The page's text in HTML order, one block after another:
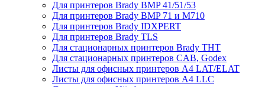
Для принтеров Brady BMP 41/51/53
Для принтеров Brady BMP 71 и M710
Для принтеров Brady IDXPERT
Для принтеров Brady TLS
Для стационарных принтеров Brady THT
Для стационарных принтеров CAB, Godex
Листы для офисных принтеров А4 LAT/ELAT
Листы для офисных принтеров А4 LLC